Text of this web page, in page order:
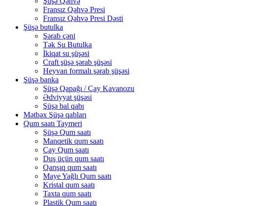
Fransız Qəhvə Presi
Fransız Qəhvə Presi Dəsti
Şüşə butulka
Şərab çəni
Tək Su Butulka
İkiqat su şüşəsi
Craft şüşə şərab şüşəsi
Heyvan formalı şərab şüşəsi
Şüşə banka
Şüşə Qapağı / Çay Kavanozu
Ədviyyat şüşəsi
Şüşə bal qabı
Mətbəx Şüşə qabları
Qum saatı Taymeri
Şüşə Qum saatı
Manqetik qum saatı
Çay Qum saatı
Duş üçün qum saatı
Qarışıq qum saatı
Maye Yağlı Qum saatı
Kristal qum saatı
Taxta qum saatı
Plastik Qum saatı